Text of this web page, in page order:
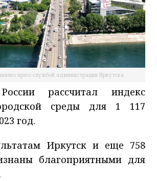
пресс-службой администрации Иркутска
рассчитал индекс
среды для 1 117
год.
Иркутск и еще 758
благоприятными для